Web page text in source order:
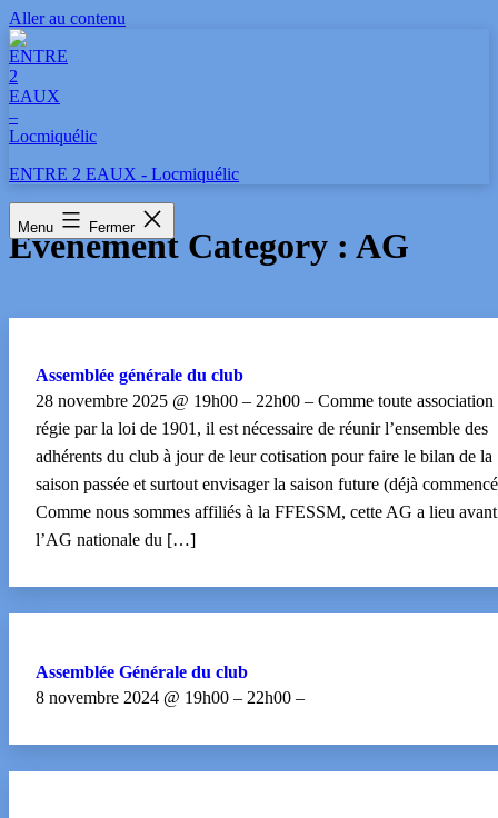
Aller au contenu
ENTRE 2 EAUX - Locmiquélic
Menu Fermer
Événement Category : AG
Assemblée générale du club
28 novembre 2025 @ 19h00 – 22h00 – Comme toute association
régie par la loi de 1901, il est nécessaire de réunir l’ensemble des
adhérents du club à jour de leur cotisation pour faire le bilan de la
saison passée et surtout envisager la saison future (déjà
Comme nous sommes affiliés à la FFESSM, cette AG a lieu avant
l’AG nationale du […]
Assemblée Générale du club
8 novembre 2024 @ 19h00 – 22h00 –